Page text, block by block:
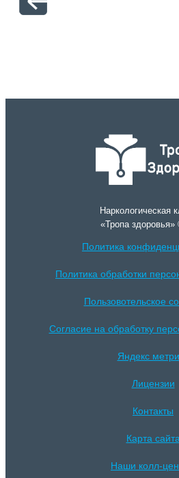
Наркологическая
«Тропа здоровья»
Политика
Политика обработки
Пользовотельское
Согласие на обработку
Яндекс
Лицензии
Контакты
Карта сайта
Наши колл-